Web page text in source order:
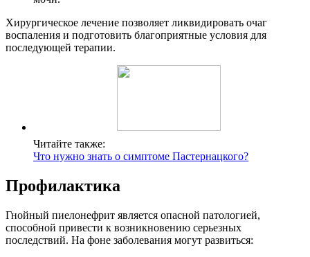
Хирургическое лечение позволяет ликвидировать очаг
воспаления и подготовить благоприятные условия для
последующей терапии.
Читайте также:
Что нужно знать о симптоме Пастернацкого?
Профилактика
Гнойный пиелонефрит является опасной патологией,
способной привести к возникновению серьезных
последствий. На фоне заболевания могут развиться: